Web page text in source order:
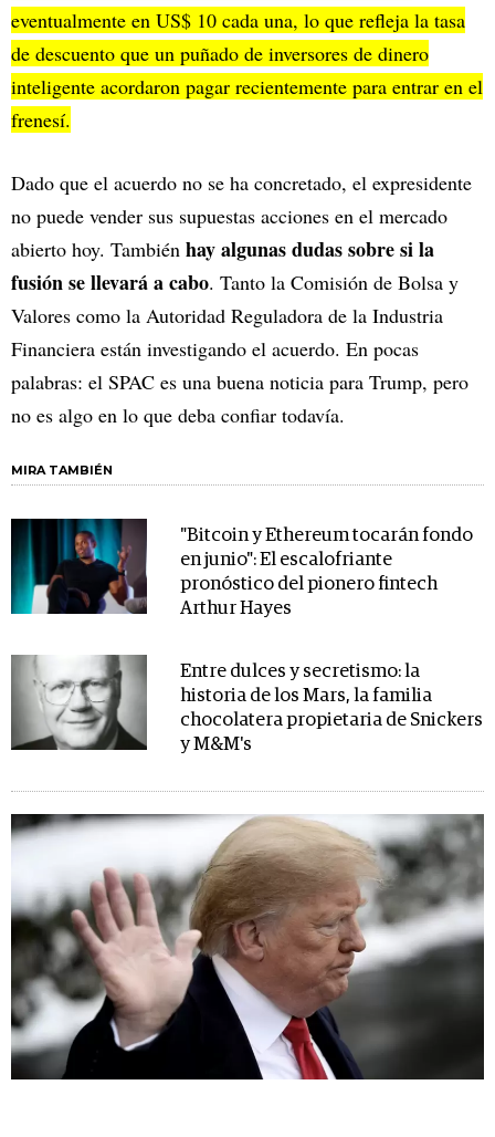
eventualmente en US$ 10 cada una, lo que refleja la tasa
de descuento que un puñado de inversores de dinero
inteligente acordaron pagar recientemente para entrar en el
frenesí.
Dado que el acuerdo no se ha concretado, el expresidente
no puede vender sus supuestas acciones en el mercado
abierto hoy. También hay algunas dudas sobre si la
fusión se llevará a cabo. Tanto la Comisión de Bolsa y
Valores como la Autoridad Reguladora de la Industria
Financiera están investigando el acuerdo. En pocas
palabras: el SPAC es una buena noticia para Trump, pero
no es algo en lo que deba confiar todavía.
MIRA TAMBIÉN
"Bitcoin y Ethereum tocarán fondo
en junio": El escalofriante
pronóstico del pionero fintech
Arthur Hayes
Entre dulces y secretismo: la
historia de los Mars, la familia
chocolatera propietaria de Snickers
y M&M's